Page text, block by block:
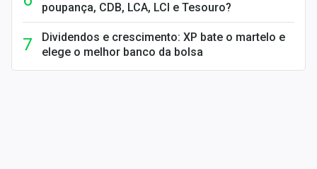
poupança, CDB, LCA, LCI e Tesouro?
Dividendos e crescimento: XP bate o martelo e
elege o melhor banco da bolsa